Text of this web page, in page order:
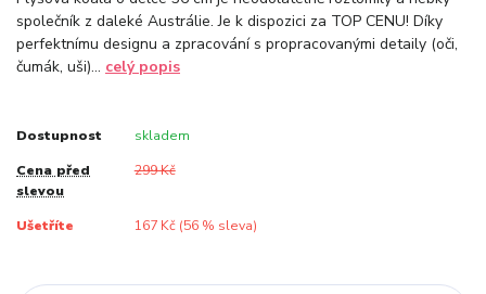
společník z daleké Austrálie. Je k dispozici za TOP CENU! Díky
perfektnímu designu a zpracování s propracovanými detaily (oči,
čumák, uši)... celý popis
Dostupnost skladem
Cena před
slevou
299 Kč
Ušetříte 167 Kč (56% sleva)